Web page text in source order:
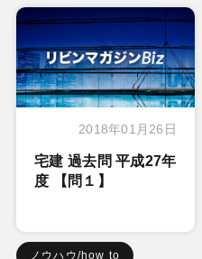
2018年01月26日
宅建 過去問 平成27年
度 【問１】
ノウハウ/how to